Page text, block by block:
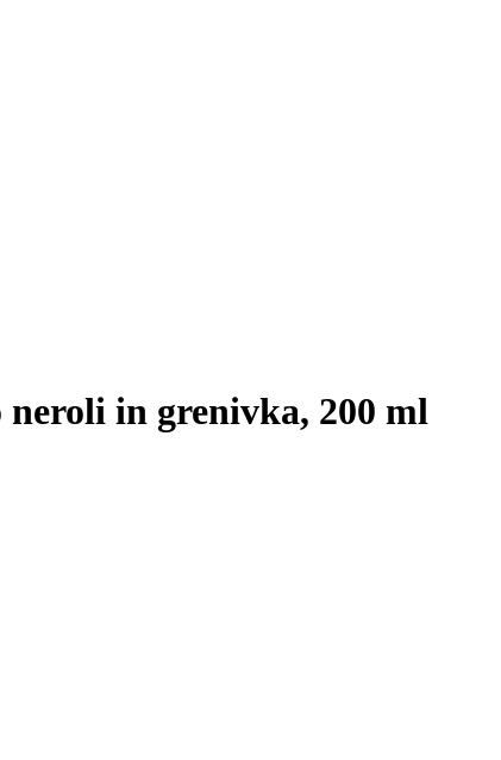
neroli in grenivka, 200 ml